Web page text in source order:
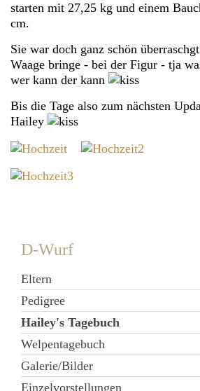
starten mit 27,25 kg und einem
cm.
Sie war doch ganz schön
Waage bringe - bei der Figur - tja
wer kann der kann
Bis die Tage also zum nächsten
Hailey
D-Wurf
Eltern
Pedigree
Hailey's Tagebuch
Welpentagebuch
Galerie/Bilder
Einzelvorstellungen